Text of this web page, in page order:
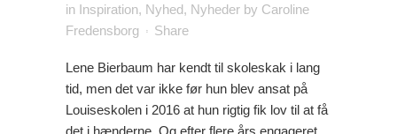
in Inspiration, Nyhed, Nyheder by Caroline
Fredensborg
Share
Lene Bierbaum har kendt til skoleskak i lang
tid, men det var ikke før hun blev ansat på
Louiseskolen i 2016 at hun rigtig fik lov til at få
det i hænderne. Og efter flere års engageret